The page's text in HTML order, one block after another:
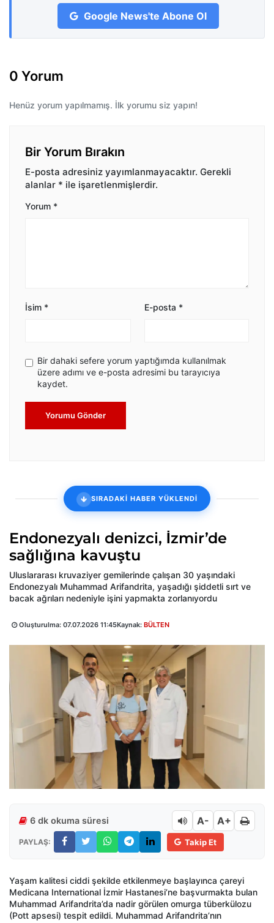
Google News'te Abone Ol
0 Yorum
Henüz yorum yapılmamış. İlk yorumu siz yapın!
Bir Yorum Bırakın
E-posta adresiniz yayımlanmayacaktır. Gerekli
alanlar * ile işaretlenmişlerdir.
Yorum *
İsim * E-posta *
Bir dahaki sefere yorum yaptığımda kullanılmak
üzere adımı ve e-posta adresimi bu tarayıcıya
kaydet.
Yorumu Gönder
SIRADAKİ HABER YÜKLENDİ
Endonezyalı denizci, İzmir’de
sağlığına kavuştu
Uluslararası kruvaziyer gemilerinde çalışan 30 yaşındaki
Endonezyalı Muhammad Arifandrita, yaşadığı şiddetli sırt ve
bacak ağrıları nedeniyle işini yapmakta zorlanıyordu
Oluşturulma: 07.07.2026 11:45Kaynak: BÜLTEN
6 dk okuma süresi A- A+
PAYLAŞ: Takip Et
Yaşam kalitesi ciddi şekilde etkilenmeye başlayınca çareyi
Medicana International İzmir Hastanesi’ne başvurmakta bulan
Muhammad Arifandrita’da nadir görülen omurga tüberkülozu
(Pott apsesi) tespit edildi. Muhammad Arifandrita’nın